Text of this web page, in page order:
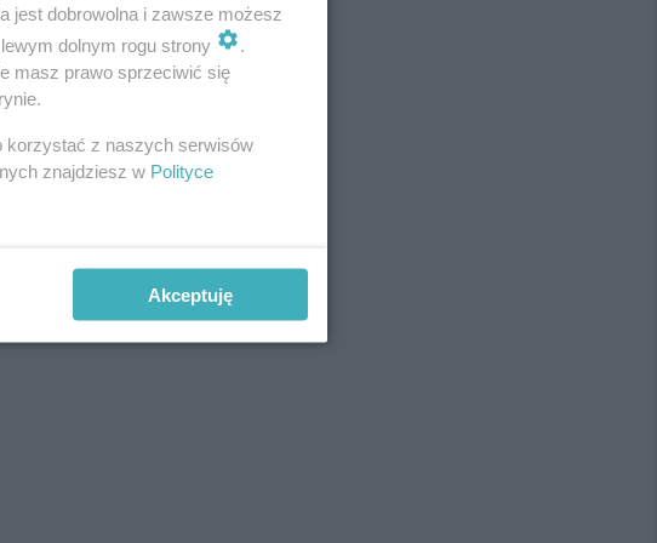
jest dobrowolna i zawsze możesz
dolnym rogu strony
.
masz prawo sprzeciwić się
korzystać z naszych serwisów
znajdziesz w Polityce
Akceptuję